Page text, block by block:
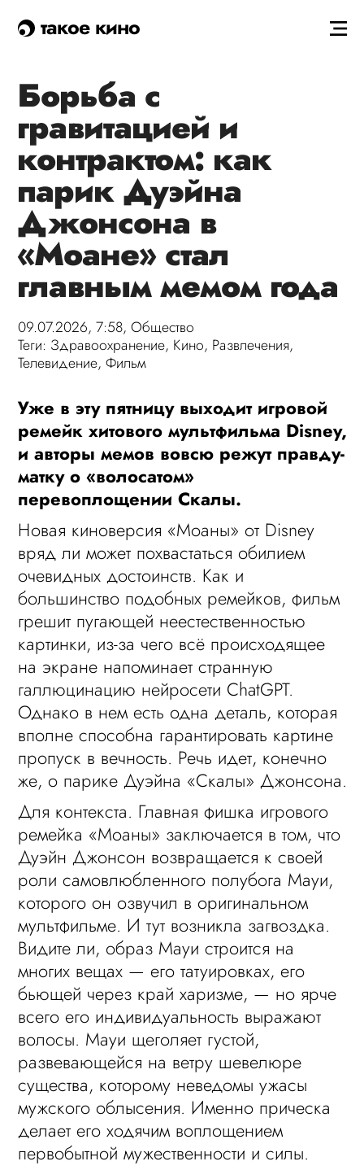
такое кино
Борьба с
гравитацией и
контрактом: как
парик Дуэйна
Джонсона в
«Моане» стал
главным мемом года
09.07.2026, 7:58,Общество
Теги: Здравоохранение, Кино, Развлечения,
Телевидение,Фильм
Уже в эту пятницу выходит игровой
ремейк хитового мультфильма Disney,
и авторы мемов вовсю режут правду-
матку о «волосатом»
перевоплощении Скалы.
Новая киноверсия «Моаны» от Disney
вряд ли может похвастаться обилием
очевидных достоинств. Как и
большинство подобных ремейков, фильм
грешит пугающей неестественностью
картинки, из-за чего всё происходящее
на экране напоминает странную
галлюцинацию нейросети ChatGPT.
Однако в нем есть одна деталь, которая
вполне способна гарантировать картине
пропуск в вечность. Речь идет, конечно
же, о парике Дуэйна «Скалы» Джонсона.
Для контекста. Главная фишка игрового
ремейка «Моаны» заключается в том, что
Дуэйн Джонсон возвращается к своей
роли самовлюбленного полубога Мауи,
которого он озвучил в оригинальном
мультфильме. И тут возникла загвоздка.
Видите ли, образ Мауи строится на
многих вещах — его татуировках, его
бьющей через край харизме, — но ярче
всего его индивидуальность выражают
волосы. Мауи щеголяет густой,
развевающейся на ветру шевелюре
существа, которому неведомы ужасы
мужского облысения. Именно прическа
делает его ходячим воплощением
первобытной мужественности и силы.